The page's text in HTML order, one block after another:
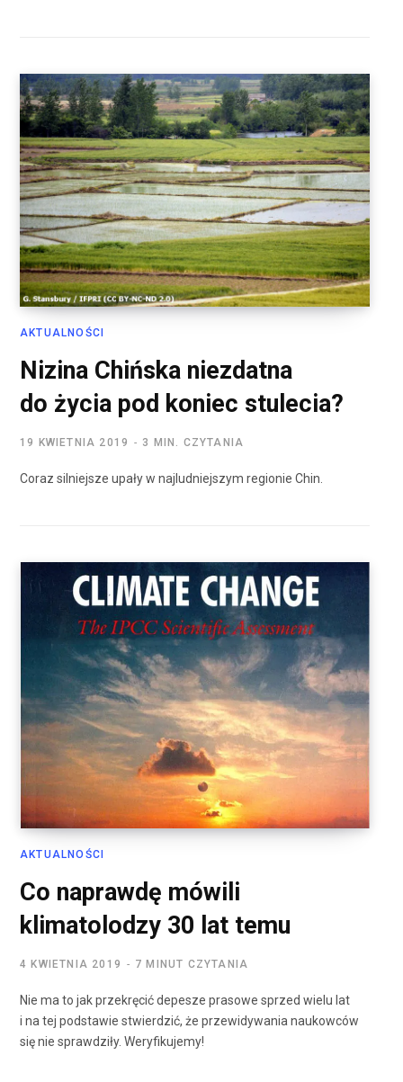
AKTUALNOŚCI
Nizina Chińska niezdatna
do życia pod koniec stulecia?
19 KWIETNIA 2019 3 MIN. CZYTANIA
Coraz silniejsze upały w najludniejszym regionie Chin.
AKTUALNOŚCI
Co naprawdę mówili
klimatolodzy 30 lat temu
4 KWIETNIA 2019 7 MINUT CZYTANIA
Nie ma to jak przekręcić depesze prasowe sprzed wielu lat
i na tej podstawie stwierdzić, że przewidywania naukowców
się nie sprawdziły. Weryfikujemy!